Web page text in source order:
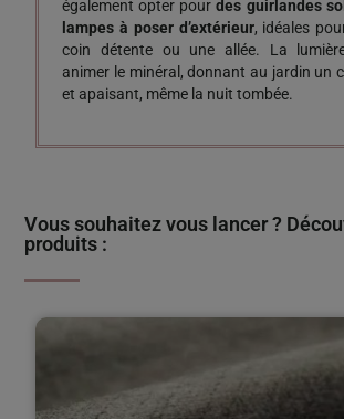
également opter pourdes guirlandes
lampes à poser d’extérieur, idéales
coin détente ou une allée. La
animer le minéral, donnant au jardin un
et apaisant, même la nuit tombée.
Vous souhaitez vous lancer ?
produits :